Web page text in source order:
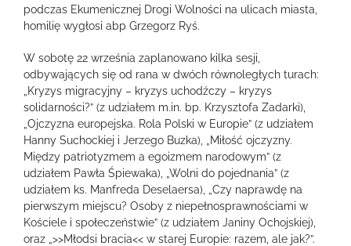
podczas Ekumenicznej Drogi Wolności na ulicach miasta,
homilię wygłosi abp Grzegorz Ryś.
W sobotę 22 września zaplanowano kilka sesji,
odbywających się od rana w dwóch równoległych turach:
„Kryzys migracyjny – kryzys uchodźczy – kryzys
solidarności?” (z udziałem m.in. bp. Krzysztofa Zadarki),
„Ojczyzna europejska. Rola Polski w Europie” (z udziałem
Hanny Suchockiej i Jerzego Buzka), „Miłość ojczyzny.
Między patriotyzmem a egoizmem narodowym” (z
udziałem Pawła Śpiewaka), „Wolni do pojednania” (z
udziałem ks. Manfreda Deselaersa), „Czy naprawdę na
pierwszym miejscu? Osoby z niepełnosprawnościami w
Kościele i społeczeństwie” (z udziałem Janiny Ochojskiej),
oraz „>>Młodsi bracia<< w starej Europie: razem, ale jak?”.